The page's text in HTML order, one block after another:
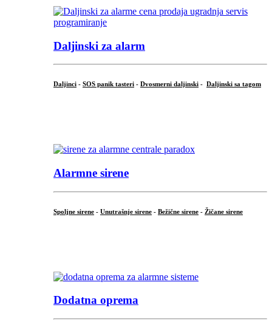
Daljinski za alarm
Daljinci - SOS panik tasteri - Dvosmerni daljinski - Daljinski sa tagom
Alarmne sirene
Spoljne sirene - Unutrašnje sirene - Bežične sirene - Žičane sirene
Dodatna oprema